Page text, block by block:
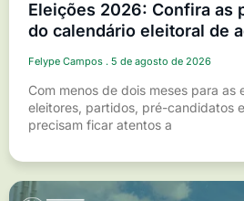
Eleições 2026: Confira as
do calendário eleitoral de
Felype Campos 5 de agosto de 2026
Com menos de dois meses para as
eleitores, partidos, pré-candidatos
precisam ficar atentos a